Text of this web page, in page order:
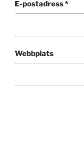
E-postadress*
Webbplats